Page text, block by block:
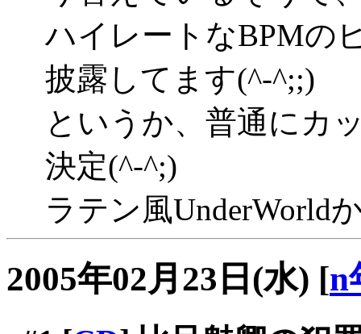
ハイレートなBPMの
披露してます(^-^;;)
というか、普通にカ
決定(^-^;)
ラテン風UnderWorld
2005年02月23日(水) [n